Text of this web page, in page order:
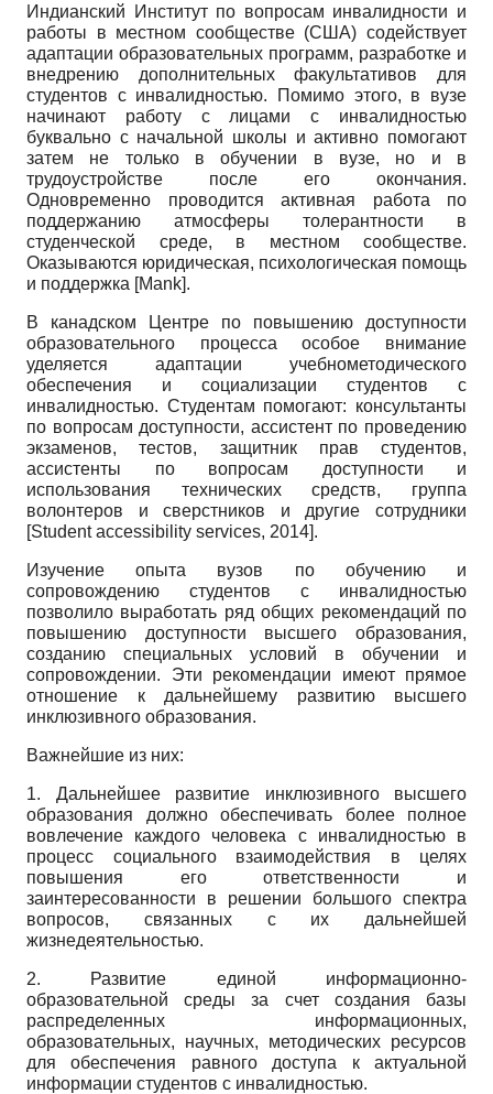
Индианский Институт по вопросам инвалидности и
работы в местном сообществе (США) содействует
адаптации образовательных программ, разработке и
внедрению дополнительных факультативов для
студентов с инвалидностью. Помимо этого, в вузе
начинают работу с лицами с инвалидностью
буквально с начальной школы и активно помогают
затем не только в обучении в вузе, но и в
трудоустройстве после его окончания.
Одновременно проводится активная работа по
поддержанию атмосферы толерантности в
студенческой среде, в местном сообществе.
Оказываются юридическая, психологическая помощь
и поддержка [Mank].
В канадском Центре по повышению доступности
образовательного процесса особое внимание
уделяется адаптации учебно­методического
обеспечения и социализации студентов с
инвалидностью. Студентам помогают: консультанты
по вопросам доступности, ассистент по проведению
экзаменов, тестов, защитник прав студентов,
ассистенты по вопросам доступности и
использования технических средств, группа
волонтеров и сверстников и другие сотрудники
[Student accessibility services, 2014].
Изучение опыта вузов по обучению и
сопровождению студентов с инвалидностью
позволило выработать ряд общих рекомендаций по
повышению доступности высшего образования,
созданию специальных условий в обучении и
сопровождении. Эти рекомендации имеют прямое
отношение к дальнейшему развитию высшего
инклюзивного образования.
Важнейшие из них:
1. Дальнейшее развитие инклюзивного высшего
образования должно обеспечивать более полное
вовлечение каждого человека с инвалидностью в
процесс социального взаимодействия в целях
повышения его ответственности и
заинтересованности в решении большого спектра
вопросов, связанных с их дальнейшей
жизнедеятельностью.
2. Развитие единой информационно-
образовательной среды за счет создания базы
распределенных информационных,
образовательных, научных, методических ресурсов
для обеспечения равного доступа к актуальной
информации студентов с инвалидностью.